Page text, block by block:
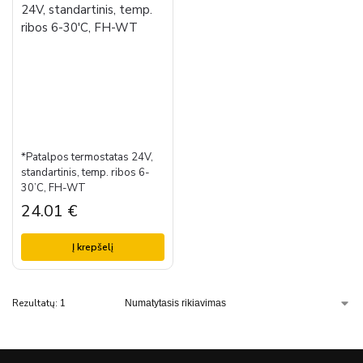
*Patalpos termostatas 24V,
standartinis, temp. ribos 6-
30’C, FH-WT
24.01 €
Į krepšelį
Rezultatų: 1